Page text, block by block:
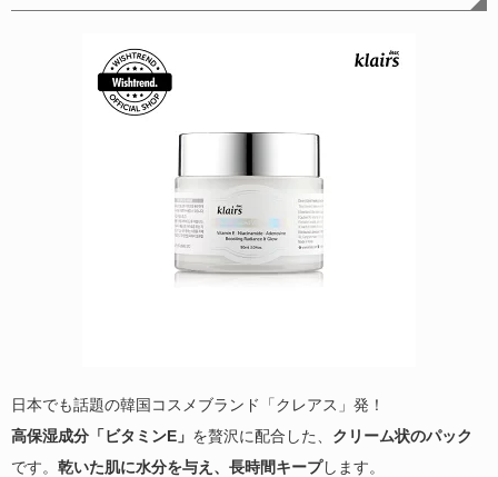
日本でも話題の韓国コスメブランド「クレアス」発！
高保湿成分「ビタミンE」 を贅沢に配合した、 クリーム状のパック
です。 乾いた肌に水分を与え、長時間キープします。